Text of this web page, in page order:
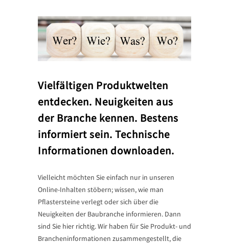
Vielfältigen Produktwelten
entdecken. Neuigkeiten aus
der Branche kennen. Bestens
informiert sein. Technische
Informationen downloaden.
Vielleicht möchten Sie einfach nur in unseren
Online-Inhalten stöbern; wissen, wie man
Pflastersteine verlegt oder sich über die
Neuigkeiten der Baubranche informieren. Dann
sind Sie hier richtig. Wir haben für Sie Produkt- und
Brancheninformationen zusammengestellt, die